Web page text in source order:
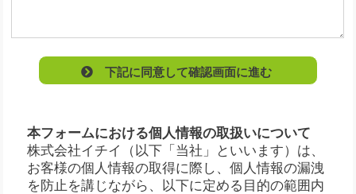
下記に同意して確認画面に進む
本フォームにおける個人情報の取扱いについて
株式会社イチイ（以下「当社」といいます）は、
お客様の個人情報の取得に際し、個人情報の漏洩
を防止を講じながら、以下に定める目的の範囲内